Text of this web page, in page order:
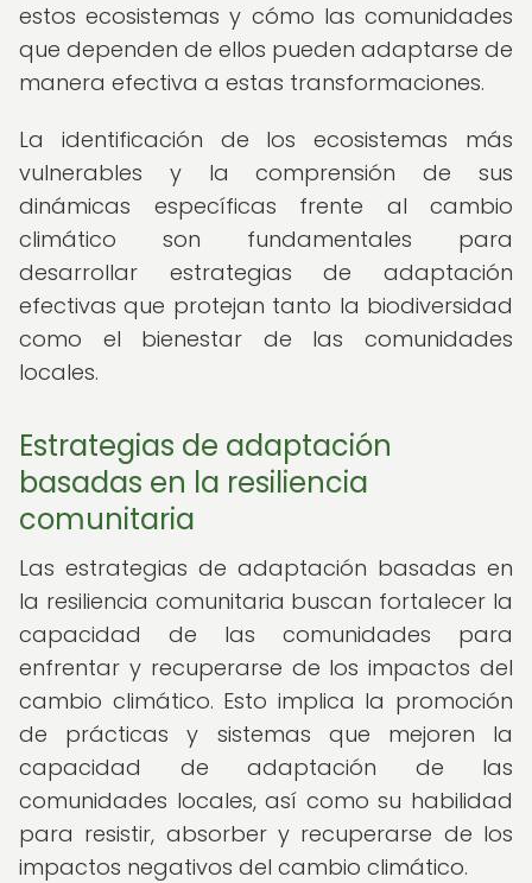
estos ecosistemas y cómo las comunidades
que dependen de ellos pueden adaptarse de
manera efectiva a estas transformaciones.
La identificación de los ecosistemas más
vulnerables y la comprensión de sus
dinámicas específicas frente al cambio
climático son fundamentales para
desarrollar estrategias de adaptación
efectivas que protejan tanto la biodiversidad
como el bienestar de las comunidades
locales.
Estrategias de adaptación
basadas en la resiliencia
comunitaria
Las estrategias de adaptación basadas en
la resiliencia comunitaria buscan fortalecer la
capacidad de las comunidades para
enfrentar y recuperarse de los impactos del
cambio climático. Esto implica la promoción
de prácticas y sistemas que mejoren la
capacidad de adaptación de las
comunidades locales, así como su habilidad
para resistir, absorber y recuperarse de los
impactos negativos del cambio climático.